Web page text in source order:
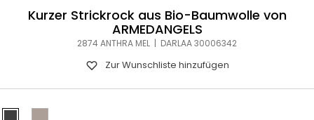
Kurzer Strickrock aus Bio-Baumwolle von
ARMEDANGELS
2874 ANTHRA MEL | DARLAA 30006342
Zur Wunschliste hinzufügen